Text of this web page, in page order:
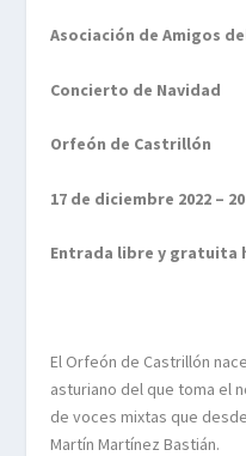
Asociación de Amigos
Concierto de Navidad
Orfeón de Castrillón
17 de diciembre 2022 –
Entrada libre y gratuita
El Orfeón de Castrillón
asturiano del que toma el
de voces mixtas que
Martín Martínez Bastián.